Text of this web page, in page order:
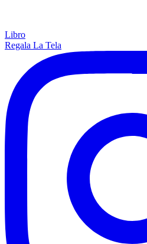
Libro
Regala La Tela